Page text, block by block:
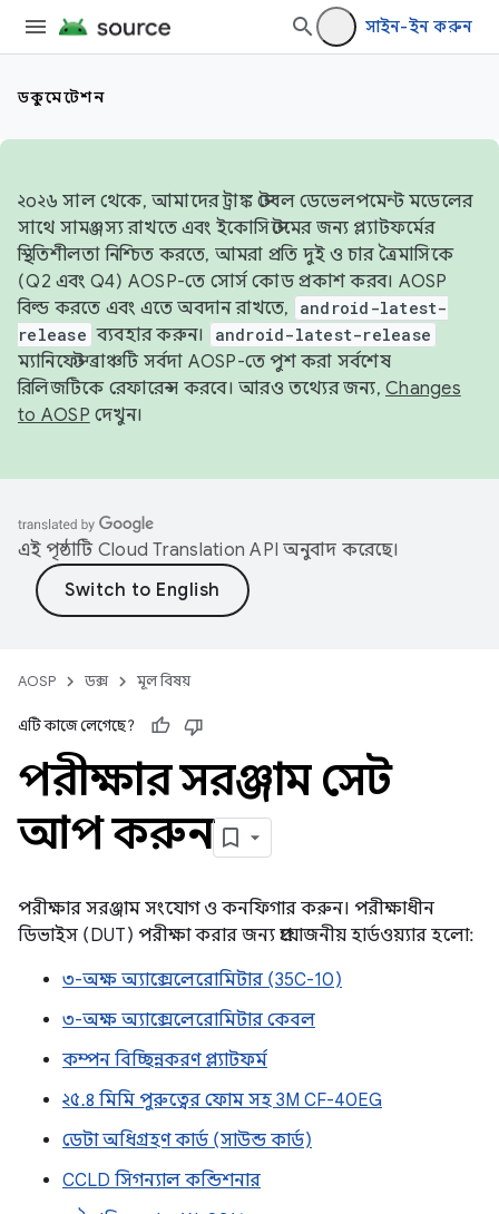
সাইন-ইন করুন
ডকুমেন্টেশন
২০২৬ সাল থেকে, আমাদের ট্রাঙ্ক স্টেবল ডেভেলপমেন্ট মডেলের
সাথে সামঞ্জস্য রাখতে এবং ইকোসিস্টেমের জন্য প্ল্যাটফর্মের
স্থিতিশীলতা নিশ্চিত করতে, আমরা প্রতি দুই ও চার ত্রৈমাসিকে
(Q2 এবং Q4) AOSP-তে সোর্স কোড প্রকাশ করব। AOSP
বিল্ড করতে এবং এতে অবদান রাখতে,
android-latest-
release ব্যবহার করুন। android-latest-release
ম্যানিফেস্ট ব্রাঞ্চটি সর্বদা AOSP-তে পুশ করা সর্বশেষ
রিলিজটিকে রেফারেন্স করবে। আরও তথ্যের জন্য, Changes
to AOSP দেখুন।
এই পৃষ্ঠাটি Cloud Translation API অনুবাদ করেছে।
AOSP ডক্স মূল বিষয়
এটি কাজে লেগেছে?
পরীক্ষার সরঞ্জাম সেট
আপ করুন
পরীক্ষার সরঞ্জাম সংযোগ ও কনফিগার করুন। পরীক্ষাধীন
ডিভাইস (DUT) পরীক্ষা করার জন্য প্রয়োজনীয় হার্ডওয়্যার হলো:
৩-অক্ষ অ্যাক্সেলেরোমিটার (35C-10)
৩-অক্ষ অ্যাক্সেলেরোমিটার কেবল
কম্পন বিচ্ছিন্নকরণ প্ল্যাটফর্ম
২৫.৪ মিমি পুরুত্বের ফোম সহ 3M CF-40EG
ডেটা অধিগ্রহণ কার্ড (সাউন্ড কার্ড)
CCLD সিগন্যাল কন্ডিশনার